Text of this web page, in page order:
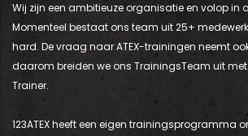
Wij zijn een ambitieuze organisatie en volop in
Momenteel bestaat ons team uit 25+
hard. De vraag naar ATEX-trainingen neemt
daarom breiden we ons TrainingsTeam uit met
Trainer.
123ATEX heeft een eigen trainingsprogramma